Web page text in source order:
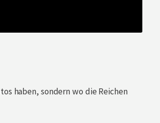
haben, sondern wo die Reichen